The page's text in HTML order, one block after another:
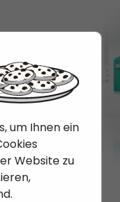
um Ihnen ein
Website zu